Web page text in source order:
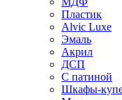
Пластик
Alvic Luxe
Эмаль
Акрил
ДСП
С патиной
Шкафы-купе